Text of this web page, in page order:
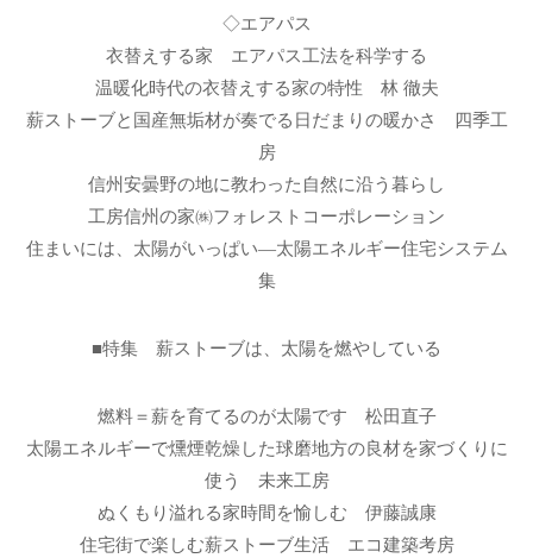
◇エアパス
衣替えする家 エアパス工法を科学する
温暖化時代の衣替えする家の特性 林 徹夫
薪ストーブと国産無垢材が奏でる日だまりの暖かさ 四季工
房
信州安曇野の地に教わった自然に沿う暮らし
工房信州の家㈱フォレストコーポレーション
住まいには、太陽がいっぱい―太陽エネルギー住宅システム
集
■特集 薪ストーブは、太陽を燃やしている
燃料＝薪を育てるのが太陽です 松田直子
太陽エネルギーで燻煙乾燥した球磨地方の良材を家づくりに
使う 未来工房
ぬくもり溢れる家時間を愉しむ 伊藤誠康
住宅街で楽しむ薪ストーブ生活 エコ建築考房